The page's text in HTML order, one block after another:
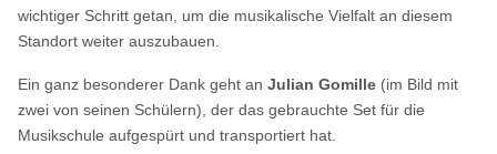
wichtiger Schritt getan, um die musikalische Vielfalt an diesem
Standort weiter auszubauen.
Ein ganz besonderer Dank geht anJulian Gomille (im Bild mit
zwei von seinen Schülern), der das gebrauchte Set für die
Musikschule aufgespürt und transportiert hat.